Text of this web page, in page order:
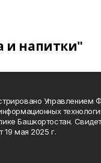
и напитки"
Управлением
Башкортостан.
19 мая 2025 г.